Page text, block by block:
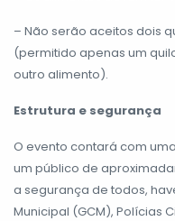
– Não serão aceitos dois
(permitido apenas um
outro alimento).
Estrutura e segurança
O evento contará com
um público de
a segurança de todos,
Municipal (GCM), Polícias